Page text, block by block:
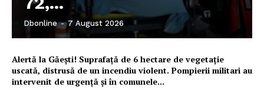
Dbonline - 7 August 2026
Alertă la Găești! Suprafață de 6 hectare de vegetație
uscată, distrusă de un incendiu violent. Pompierii militari au
intervenit de urgență și în comunele...